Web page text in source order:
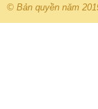
© Bản quyền năm